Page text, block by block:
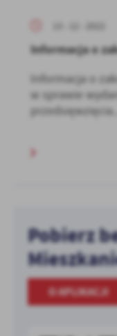
Informacja o
Informacja o
w sprawie
przedsięwzięcia...
Pobierz
O APLIKACJI